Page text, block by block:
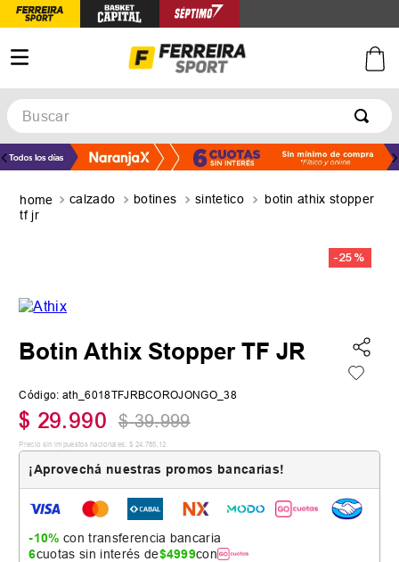
Buscar
calzado botines sintetico
botin athix stopper
tf jr
-25 %
Botin Athix Stopper TF JR
Código: ath_6018TFJRBCOROJONGO_38
$ 29.990 $ 39.999
Precio sin impuestos nacionales: $ 24 785 12
¡Aprovechá nuestras promos bancarias!
-10% con transferencia bancaria
6cuotas sin interés de$4999con
TÉRMINOS MÁS BUSCADOS
2.
5. zapatillas adidas